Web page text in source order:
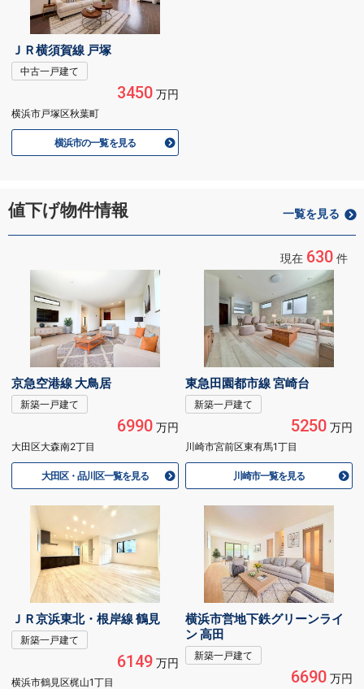
ＪＲ横須賀線 戸塚
中古一戸建て
3450万円
横浜市戸塚区秋葉町
横浜市の一覧を見る
値下げ物件情報 一覧を見る
現在 630 件
京急空港線 大鳥居
新築一戸建て
6990万円
大田区大森南2丁目
大田区・品川区一覧を見る
東急田園都市線 宮崎台
新築一戸建て
5250万円
川崎市宮前区東有馬1丁目
川崎市一覧を見る
ＪＲ京浜東北・根岸線 鶴見
新築一戸建て
6149万円
横浜市鶴見区梶山1丁目
横浜市営地下鉄グリーンライ
ン 高田
新築一戸建て
6690万円